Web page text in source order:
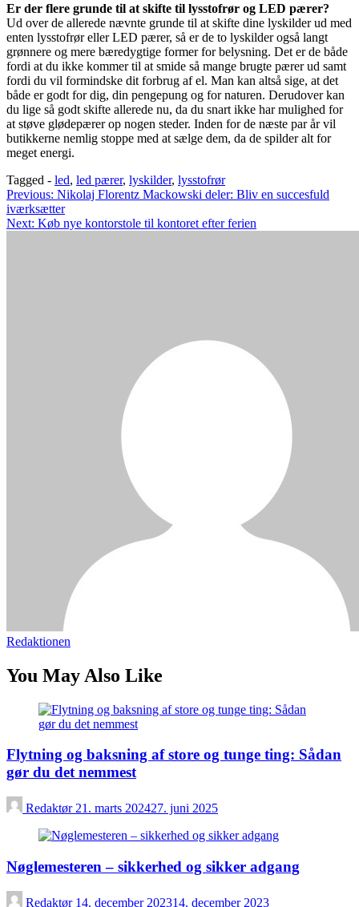
Er der flere grunde til at skifte til lysstofrør og LED pærer?
Ud over de allerede nævnte grunde til at skifte dine lyskilder ud med
enten lysstofrør eller LED pærer, så er de to lyskilder også langt
grønnere og mere bæredygtige former for belysning. Det er de både
fordi at du ikke kommer til at smide så mange brugte pærer ud samt
fordi du vil formindske dit forbrug af el. Man kan altså sige, at det
både er godt for dig, din pengepung og for naturen. Derudover kan
du lige så godt skifte allerede nu, da du snart ikke har mulighed for
at støve glødepærer op nogen steder. Inden for de næste par år vil
butikkerne nemlig stoppe med at sælge dem, da de spilder alt for
meget energi.
Tagged - led, led pærer, lyskilder, lysstofrør
Indlægsnavigation
Previous: Nikolaj Florentz Mackowski deler: Bliv en succesfuld
iværksætter
Next: Køb nye kontorstole til kontoret efter ferien
Redaktionen
You May Also Like
Flytning og baksning af store og tunge ting: Sådan
gør du det nemmest
Redaktør 21. marts 202427. juni 2025
Nøglemesteren – sikkerhed og sikker adgang
Redaktør 14. december 202314. december 2023